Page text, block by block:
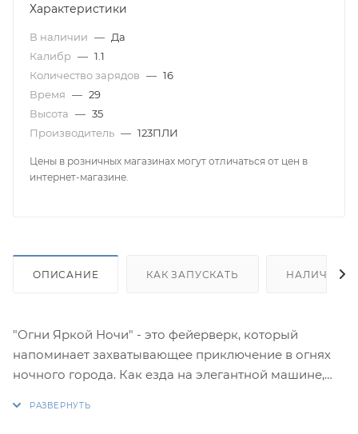
Характеристики
В наличии — Да
Калибр — 1.1
Количество зарядов — 16
Время — 29
Высота — 35
Производитель — 123ПЛИ
Цены в розничных магазинах могут отличаться от цен в
интернет-магазине.
ОПИСАНИЕ КАК ЗАПУСКАТЬ НАЛИЧИЕ
"Огни Яркой Ночи" - это фейерверк, который
напоминает захватывающее приключение в огнях
ночного города. Как езда на элегантной машине,